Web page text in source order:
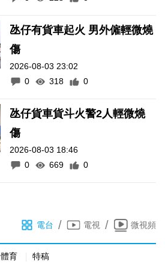
氹仔有貨車起火 男外僱輕微燒
傷
2026-08-03 23:02
0
318 0
氹仔貨車貨斗火警2人輕微燒
傷
2026-08-03 18:46
0
669 0
電台 / 電視 / 微視頻
體育 特稿